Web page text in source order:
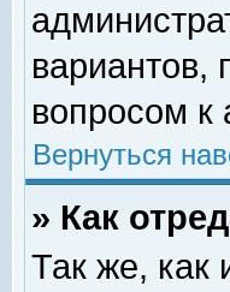
вариантов,
вопросом к
Вернуться
» Как
Так же, как